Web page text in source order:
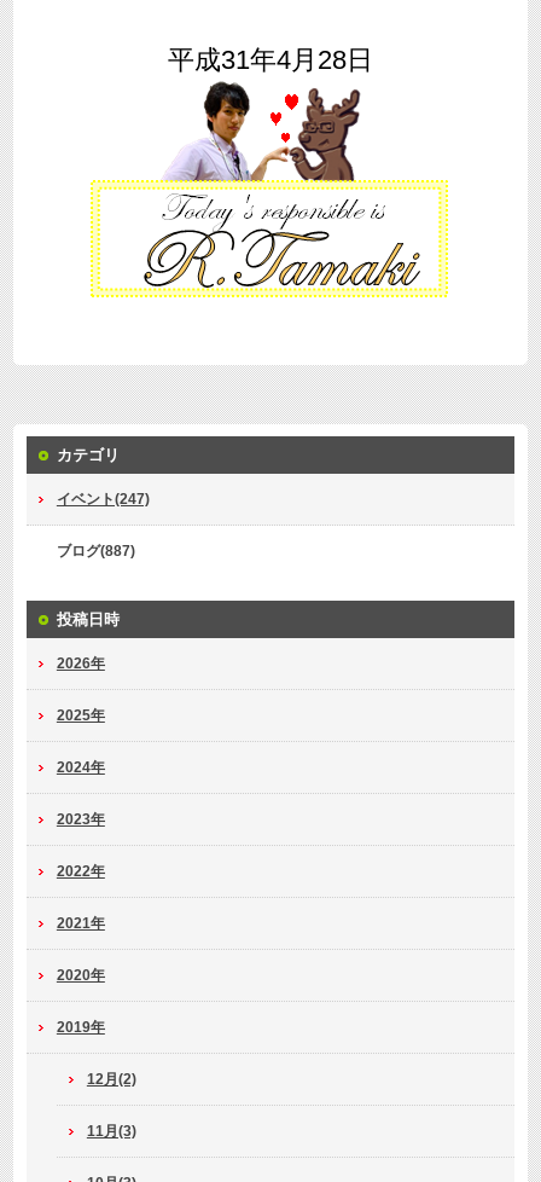
平成31年4月28日
カテゴリ
イベント(247)
ブログ(887)
投稿日時
2026年
2025年
2024年
2023年
2022年
2021年
2020年
2019年
12月(2)
11月(3)